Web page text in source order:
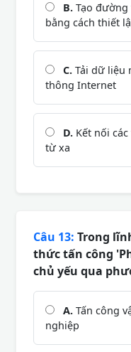
B. Tạo
bằng cách thiết
C. Tải dữ liệu
thông Internet
D. Kết nối
từ xa
Câu 13: Trong
thức tấn công
chủ yếu qua
A. Tấn công
nghiệp